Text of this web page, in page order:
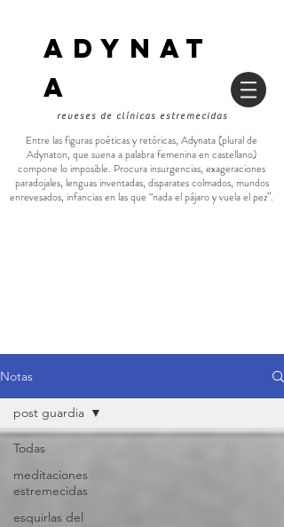
ADYNAT
a
reveses de clínicas estremecidas
Entre las figuras poéticas y retóricas, Adynata (plural de
Adynaton, que suena a palabra femenina en castellano)
compone lo imposible. Procura insurgencias, exageraciones
paradojales, lenguas inventadas, disparates colmados, mundos
enrevesados, infancias en las que “nada el pájaro y vuela el pez”.
Notas
Todas
meditaciones
estremecidas
esquirlas del
post guardia